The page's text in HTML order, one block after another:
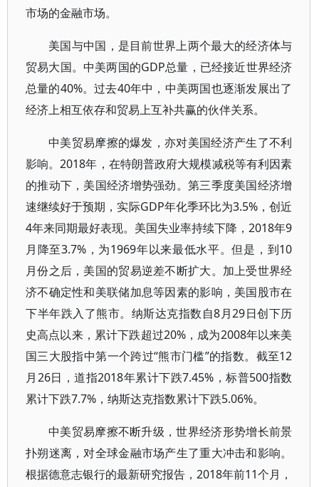
市场的金融市场。
美国与中国，是目前世界上两个最大的经济体与
贸易大国。中美两国的GDP总量，已经接近世界经济
总量的40%。过去40年中，中美两国也逐渐发展出了
经济上相互依存和贸易上互补共赢的伙伴关系。
中美贸易摩擦的爆发，亦对美国经济产生了不利
影响。2018年，在特朗普政府大规模减税等有利因素
的推动下，美国经济增势强劲。第三季度美国经济增
速继续好于预期，实际GDP年化季环比为3.5%，创近
4年来同期最好表现。美国失业率持续下降，2018年9
月降至3.7%，为1969年以来最低水平。但是，到10
月份之后，美国的贸易逆差不断扩大。加上受世界经
济不确定性和美联储加息等因素的影响，美国股市在
下半年跌入了熊市。纳斯达克指数自8月29日创下历
史高点以来，累计下跌超过20%，成为2008年以来美
国三大股指中第一个跨过“熊市门槛”的指数。截至12
月26日，道指2018年累计下跌7.45%，标普500指数
累计下跌7.7%，纳斯达克指数累计下跌5.06%。
中美贸易摩擦不断升级，世界经济形势增长前景
扑朔迷离，对全球金融市场产生了重大冲击和影响。
根据德意志银行的最新研究报告，2018年前11个月，